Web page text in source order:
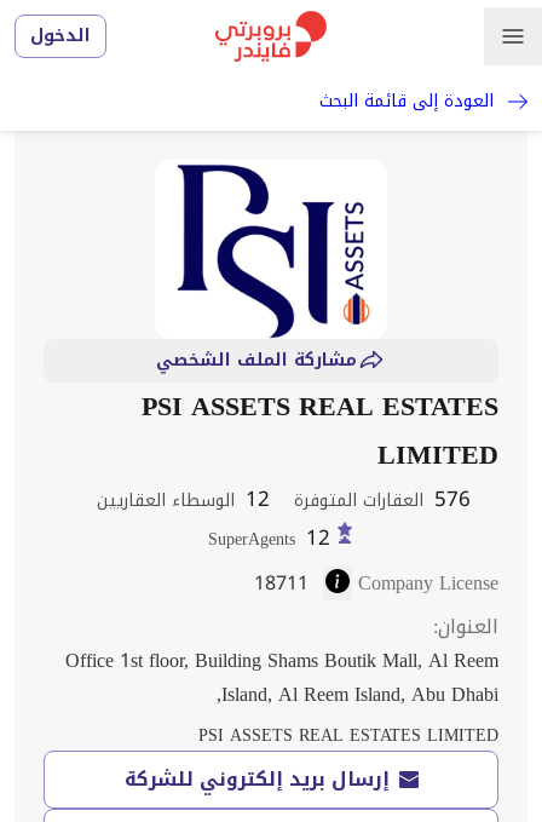
الدخول
العودة إلى قائمة البحث
مشاركة الملف الشخصي
PSI ASSETS REAL ESTATES
LIMITED
576 العقارات المتوفرة 12 الوسطاء العقاريين
12
SuperAgents
Company License
18711
العنوان:
Office 1st floor, Building Shams Boutik Mall, Al Reem
Island, Al Reem Island, Abu Dhabi,
PSI ASSETS REAL ESTATES LIMITED
إرسال بريد إلكتروني للشركة